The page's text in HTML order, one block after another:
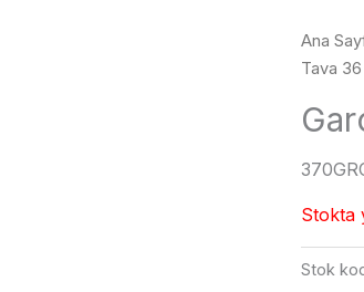
Ana
Tava
Stokta
Stok